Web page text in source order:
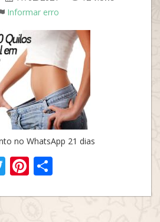
Informar erro
no WhatsApp 21 dias
TwitterPinterest